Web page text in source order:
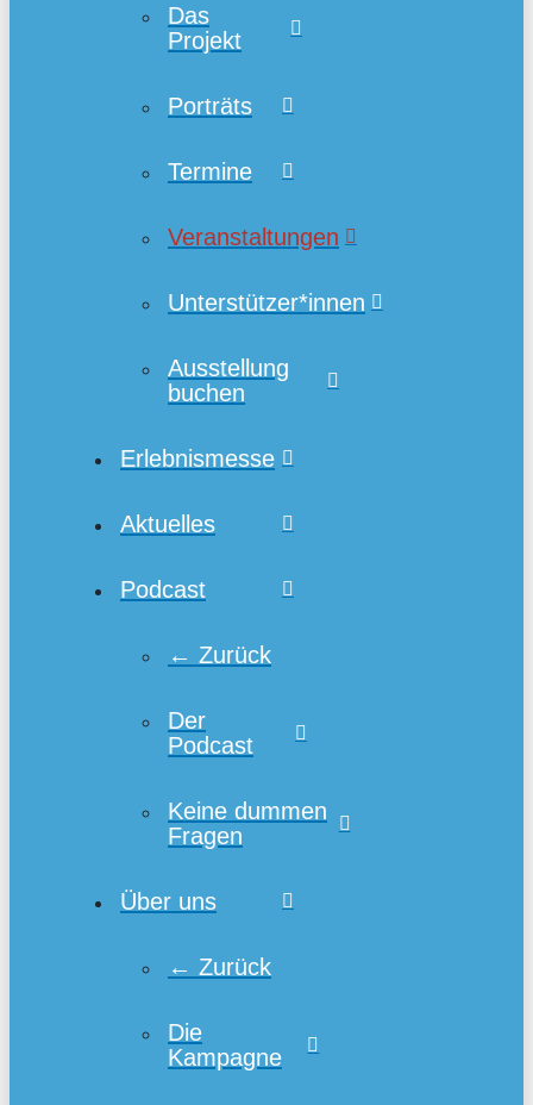
Das
Projekt
Porträts
Termine
Veranstaltungen
Unterstützer*innen
Ausstellung
buchen
Erlebnismesse
Aktuelles
Podcast
← Zurück
Der
Podcast
Keine dummen
Fragen
Über uns
← Zurück
Die
Kampagne